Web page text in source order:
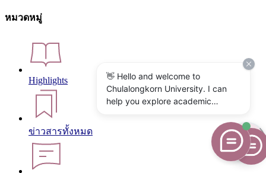
หมวดหมู่
Highlights
ข่าวสารทั้งหมด
👋 Hello and welcome to
Chulalongkorn University. I can
help you explore academic